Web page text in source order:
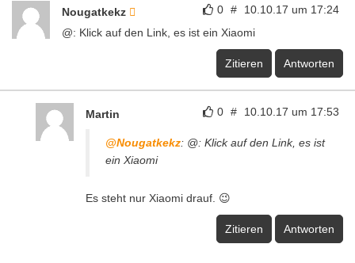
0 # 10.10.17 um 17:24
Nougatkekz
@: Klick auf den Link, es ist ein Xiaomi
Zitieren Antworten
0 # 10.10.17 um 17:53
Martin
@Nougatkekz: @: Klick auf den Link, es ist
ein Xiaomi
Es steht nur Xiaomi drauf. 😉
Zitieren Antworten